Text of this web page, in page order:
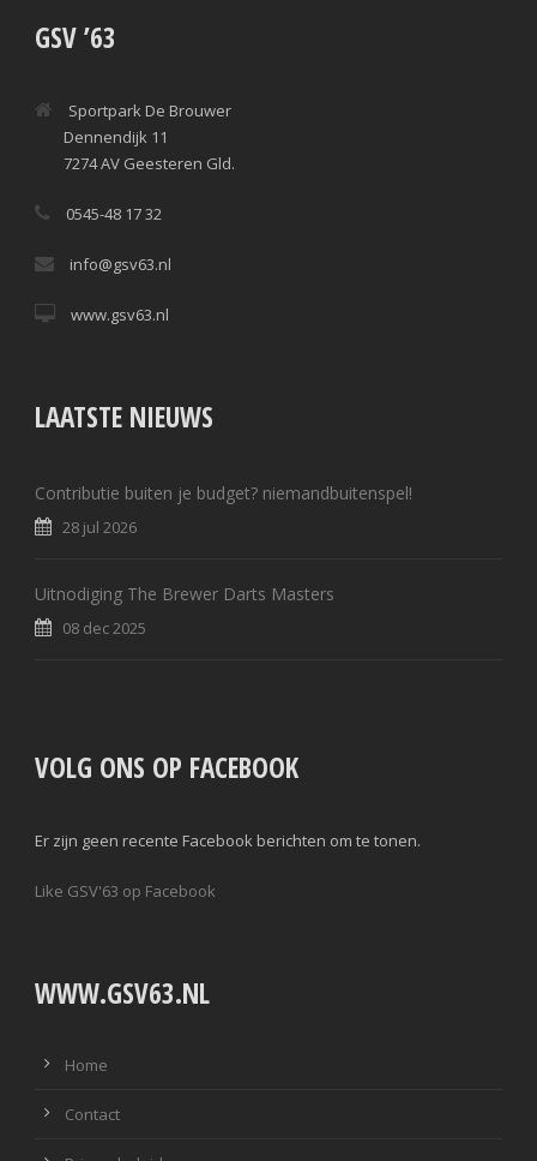
GSV ’63
Sportpark De Brouwer
Dennendijk 11
7274 AV Geesteren Gld.
0545-48 17 32
info@gsv63.nl
www.gsv63.nl
LAATSTE NIEUWS
Contributie buiten je budget? niemandbuitenspel!
28 jul 2026
Uitnodiging The Brewer Darts Masters
08 dec 2025
VOLG ONS OP FACEBOOK
Er zijn geen recente Facebook berichten om te tonen.
Like GSV'63 op Facebook
WWW.GSV63.NL
Home
Contact